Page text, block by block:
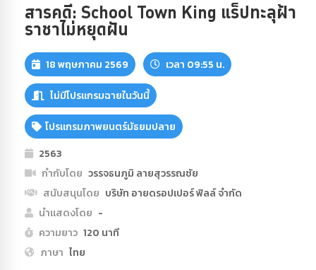
สารคดี: School Town King แร็ปทะลุฝ้า
ราชาไม่หยุดฝัน
18 พฤษภาคม 2569 เวลา 09:55 น.
ไม่มีโปรแกรมฉายในวันนี้
โปรแกรมภาพยนตร์มัธยมปลาย
2563
กำกับโดย วรรจธนภูมิ ลายสุวรรณชัย
สนับสนุนโดย บริษัท อายดรอปเปอร์ ฟิลล์ จำกัด
นำแสดงโดย -
ความยาว 120 นาที
ภาษา ไทย